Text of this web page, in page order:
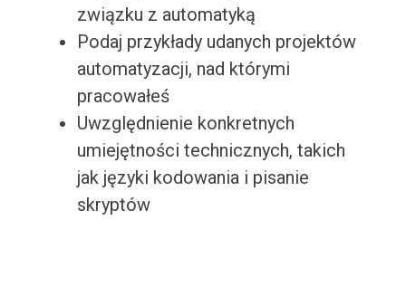
związku z automatyką
Podaj przykłady udanych projektów
automatyzacji, nad którymi
pracowałeś
Uwzględnienie konkretnych
umiejętności technicznych, takich
jak języki kodowania i pisanie
skryptów